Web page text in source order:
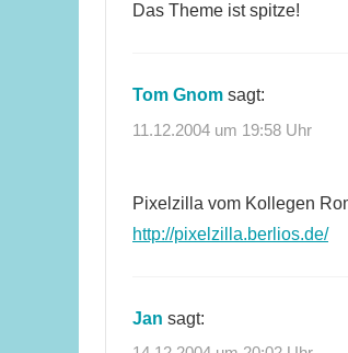
Das Theme ist spitze!
Tom Gnom sagt:
11.12.2004 um 19:58 Uhr
Pixelzilla vom Kollegen
http://pixelzilla.berlios.de/
Jan sagt: